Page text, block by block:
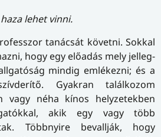
lehet vinni.
tanácsát követni. Sokkal
hogy egy előadás mely jel­leg­
mindig emlékezni; és a
Gyakran találkozom
vagy néha kínos helyzetekben
akik egy vagy több
Többnyire bevallják, hogy